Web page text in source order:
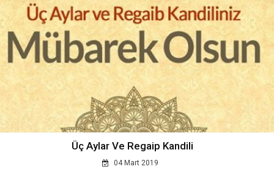
Üç Aylar Ve Regaip Kandili
04 Mart 2019